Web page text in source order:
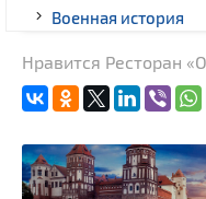
Военная история
Памятники
людям
Железнодорожные
вокзалы
Нравится Ресторан